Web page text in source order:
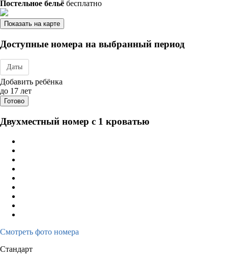
Постельное бельё бесплатно
Показать на карте
Доступные номера на выбранный период
Даты
Дата заезда - отъезда
Добавить ребёнка
до 17 лет
Готово
Двухместный номер с 1 кроватью
Смотреть фото номера
Стандарт